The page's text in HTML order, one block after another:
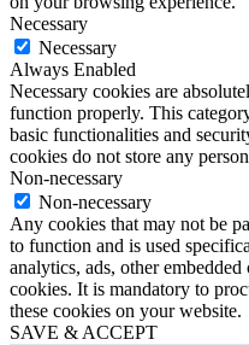
Necessary
Necessary
Always Enabled
Necessary cookies are
function properly. This
basic functionalities and
cookies do not store any
Non-necessary
Non-necessary
Any cookies that may not be
to function and is used
analytics, ads, other embedded
cookies. It is mandatory to
these cookies on your website.
SAVE & ACCEPT